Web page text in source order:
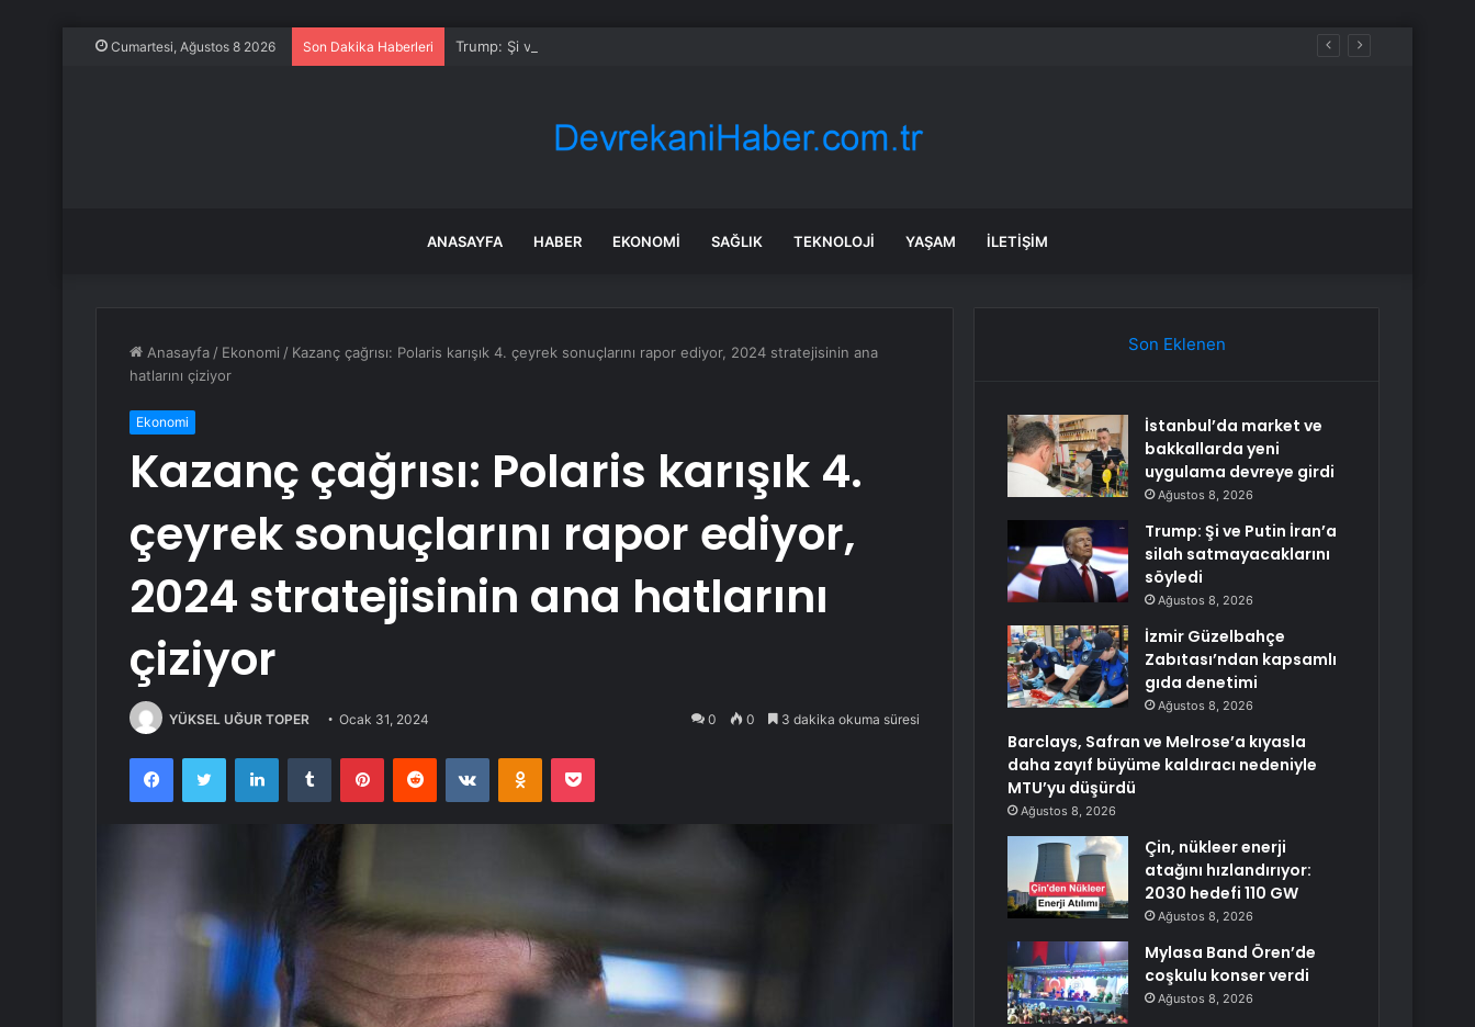
Cumartesi, Ağustos 8 2026 Son Dakika Haberleri Trump: Şi ve Putin İran’a silah satmayacaklarını söyledi
ANASAYFA HABER EKONOMI SAĞLIK TEKNOLOJI YAŞAM İLETIŞIM
Anasayfa / Ekonomi / Kazanç çağrısı: Polaris karışık 4. çeyrek sonuçlarını rapor ediyor, 2024 stratejisinin ana
hatlarını çiziyor
Ekonomi
Kazanç çağrısı: Polaris karışık 4.
çeyrek sonuçlarını rapor ediyor,
2024 stratejisinin ana hatlarını
çiziyor
YÜKSEL UĞUR TOPER Ocak 31, 2024 0 0 3 dakika okuma süresi
FacebookTwitter LinkedInTumblr PinterestReddit VKontakteOdnoklassniki
Pocket
Son Eklenen
İstanbul’da market ve
bakkallarda yeni
uygulama devreye girdi
Ağustos 8, 2026
Trump: Şi ve Putin İran’a
silah satmayacaklarını
söyledi
Ağustos 8, 2026
İzmir Güzelbahçe
Zabıtası’ndan kapsamlı
gıda denetimi
Ağustos 8, 2026
Barclays, Safran ve Melrose’a kıyasla
daha zayıf büyüme kaldıracı nedeniyle
MTU’yu düşürdü
Ağustos 8, 2026
Çin, nükleer enerji
atağını hızlandırıyor:
2030 hedefi 110 GW
Ağustos 8, 2026
Mylasa Band Ören’de
coşkulu konser verdi
Ağustos 8, 2026